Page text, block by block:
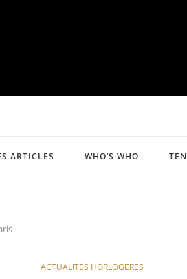
ARTICLES WHO’S WHO
ACTUALITÉS HORLOGÈRES